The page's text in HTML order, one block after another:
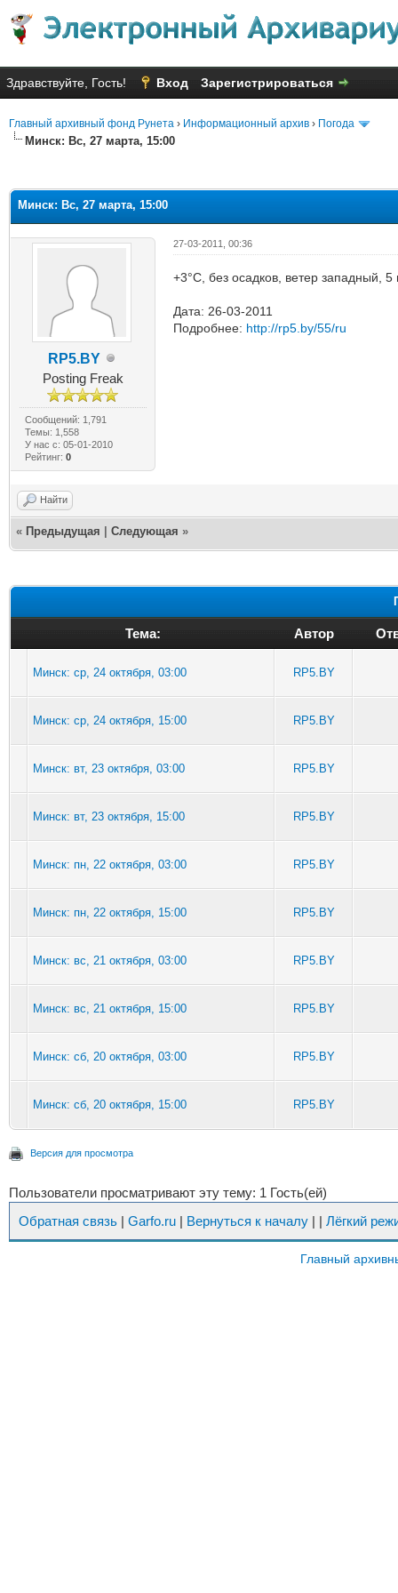
Здравствуйте, Гость! Вход Зарегистрироваться
Главный архивный фонд Рунета › Информационный архив › Погода
Минск: Вс, 27 марта, 15:00
Минск: Вс, 27 марта, 15:00
RP5.BY
Posting Freak
Сообщений: 1,791
Темы: 1,558
У нас с: 05-01-2010
Рейтинг: 0
27-03-2011, 00:36
+3°C, без осадков, ветер западный,
Дата: 26-03-2011
Подробнее: http://rp5.by/55/ru
Найти
« Предыдущая Следующая »
Тема: Автор
Минск: ср, 24 октября, 03:00 RP5.BY
Минск: ср, 24 октября, 15:00 RP5.BY
Минск: вт, 23 октября, 03:00 RP5.BY
Минск: вт, 23 октября, 15:00 RP5.BY
Минск: пн, 22 октября, 03:00 RP5.BY
Минск: пн, 22 октября, 15:00 RP5.BY
Минск: вс, 21 октября, 03:00 RP5.BY
Минск: вс, 21 октября, 15:00 RP5.BY
Минск: сб, 20 октября, 03:00 RP5.BY
Минск: сб, 20 октября, 15:00 RP5.BY
Версия для просмотра
Пользователи просматривают эту тему: 1 Гость(ей)
Обратная связь | Garfo.ru | Вернуться к началу | | Лёгкий
Главный